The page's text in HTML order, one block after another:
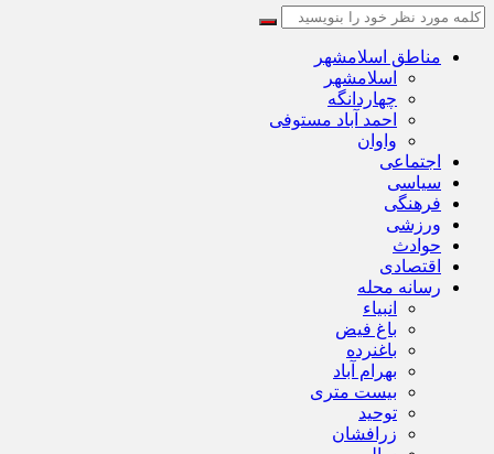
مناطق اسلامشهر
اسلامشهر
چهاردانگه
احمد آباد مستوفی
واوان
اجتماعی
سیاسی
فرهنگی
ورزشی
حوادث
اقتصادی
رسانه محله
انبیاء
باغ فیض
باغنرده
بهرام آباد
بیست متری
توحید
زرافشان